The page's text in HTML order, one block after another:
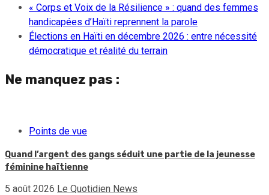
« Corps et Voix de la Résilience » : quand des femmes
handicapées d’Haïti reprennent la parole
Élections en Haïti en décembre 2026 : entre nécessité
démocratique et réalité du terrain
Ne manquez pas :
Points de vue
Quand l’argent des gangs séduit une partie de la jeunesse
féminine haïtienne
5 août 2026 Le Quotidien News